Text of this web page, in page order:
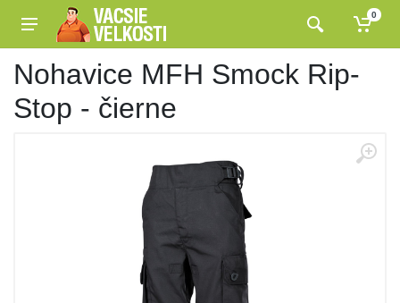
0
Nohavice MFH Smock Rip-
Stop - čierne